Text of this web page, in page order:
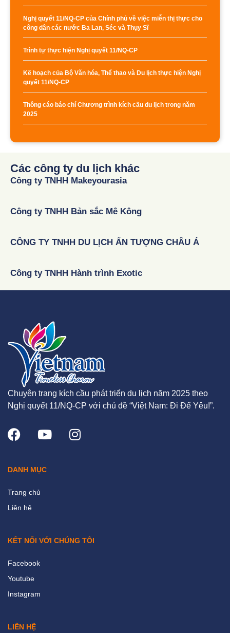
Nghị quyết 11/NQ-CP của Chính phủ về việc miễn thị thực cho
công dân các nước Ba Lan, Séc và Thụy Sĩ
Trình tự thực hiện Nghị quyết 11/NQ-CP
Kế hoạch của Bộ Văn hóa, Thể thao và Du lịch thực hiện Nghị
quyết 11/NQ-CP
Thông cáo báo chí Chương trình kích cầu du lịch trong năm
2025
Các công ty du lịch khác
Công ty TNHH Makeyourasia
Công ty TNHH Bản sắc Mê Kông
CÔNG TY TNHH DU LỊCH ẤN TƯỢNG CHÂU Á
Công ty TNHH Hành trình Exotic
Chuyên trang kích cầu phát triển du lịch năm 2025 theo
Nghị quyết 11/NQ-CP với chủ đề “Việt Nam: Đi Để Yêu!”.
DANH MỤC
Trang chủ
Liên hệ
KẾT NỐI VỚI CHÚNG TÔI
Facebook
Youtube
Instagram
LIÊN HỆ